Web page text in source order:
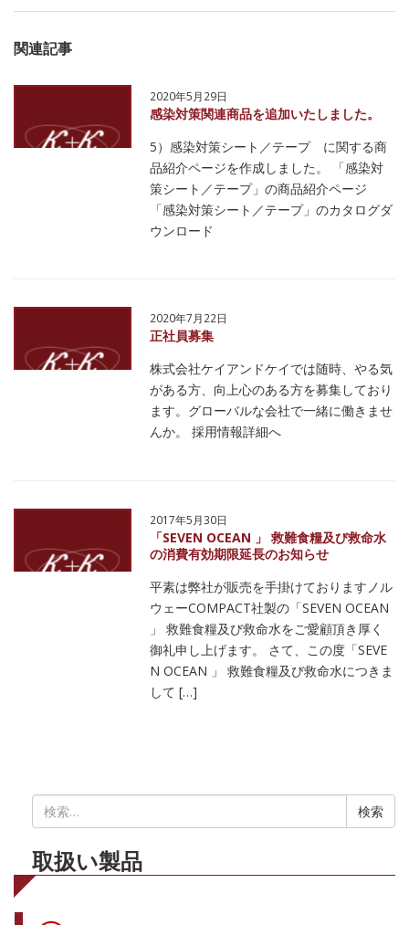
関連記事
2020年5月29日
感染対策関連商品を追加いたしました。
5）感染対策シート／テープ に関する商
品紹介ページを作成しました。 「感染対
策シート／テープ」の商品紹介ページ
「感染対策シート／テープ」のカタログダ
ウンロード
2020年7月22日
正社員募集
株式会社ケイアンドケイでは随時、やる気
がある方、向上心のある方を募集しており
ます。グローバルな会社で一緒に働きませ
んか。 採用情報詳細へ
2017年5月30日
「SEVEN OCEAN 」 救難食糧及び救命水
の消費有効期限延長のお知らせ
平素は弊社が販売を手掛けておりますノル
ウェーCOMPACT社製の「SEVEN OCEAN
」 救難食糧及び救命水をご愛顧頂き厚く
御礼申し上げます。 さて、この度「SEVE
N OCEAN 」 救難食糧及び救命水につきま
して […]
索:
取扱い製品